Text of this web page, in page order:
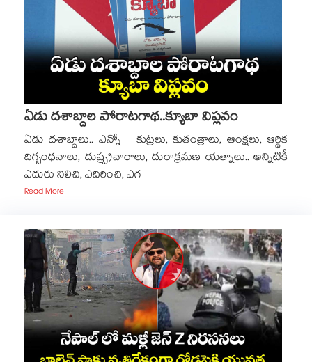
ఏడు దశాబ్దాల పోరాటగాథ..క్యూబా విప్లవం
ఏడు దశాబ్దాలు.. ఎన్నో కుట్రలు, కుతంత్రాలు, ఆంక్షలు, ఆర్థిక
దిగ్బంధనాలు, దుష్ప్రచారాలు, దురాక్రమణ యత్నాలు.. అన్నిటికీ
ఎదురు నిలిచి, ఎదిరించి, ఎగ
Read More